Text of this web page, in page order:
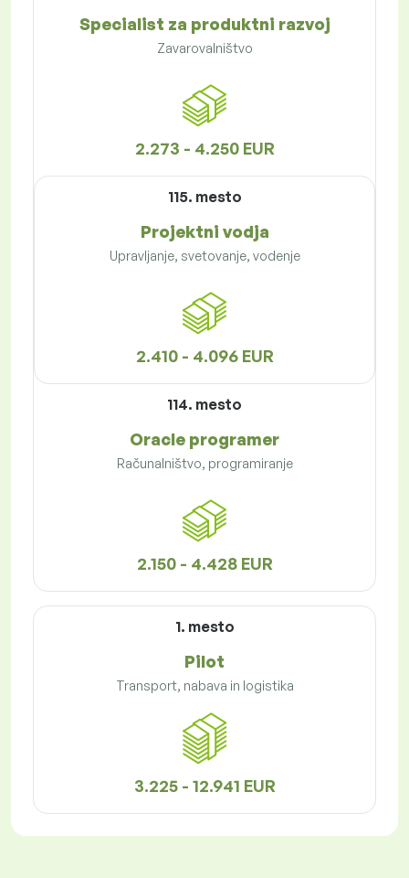
Specialist za produktni razvoj
Zavarovalništvo
2.273 - 4.250 EUR
115. mesto
Projektni vodja
Upravljanje, svetovanje, vodenje
2.410 - 4.096 EUR
114. mesto
Oracle programer
Računalništvo, programiranje
2.150 - 4.428 EUR
1. mesto
Pilot
Transport, nabava in logistika
3.225 - 12.941 EUR